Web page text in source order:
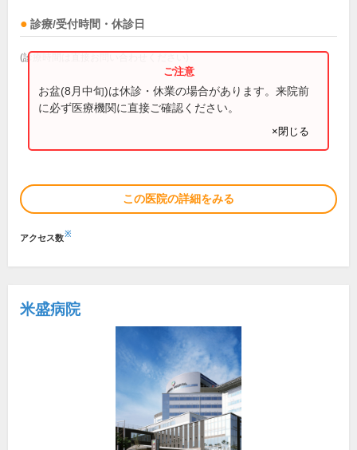
診療/受付時間・休診日
(診療時間は直接お問い合わせください)
お盆(8月中旬)は休診・休業の場合があります。来院前
に必ず医療機関に直接ご確認ください。
×閉じる
この医院の詳細をみる
アクセス数※
米盛病院